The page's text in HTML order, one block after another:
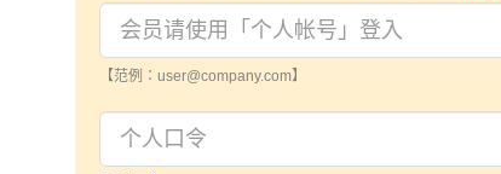
【范例：user@company.com】